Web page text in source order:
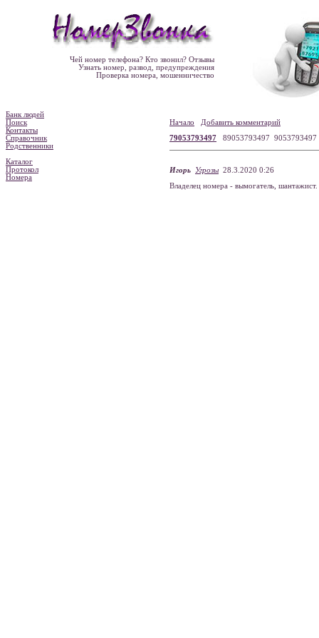
Чей номер телефона? Кто звонил? Отзывы
Узнать номер, развод, предупреждения
Проверка номера, мошенничество
Банк людей
Поиск
Контакты
Справочник
Родственники
Каталог
Протокол
Номера
Начало
Добавить комментарий
79053793497 89053793497
Игорь Угрозы 28.3.2020 0:26
Владелец номера - вымогатель,